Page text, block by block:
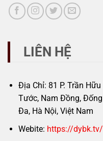
LIÊN HỆ
Địa Chỉ: 81 P. Trần Hữu
Tước, Nam Đồng, Đống
Đa, Hà Nội, Việt Nam
Webite: https://dybk.tv/